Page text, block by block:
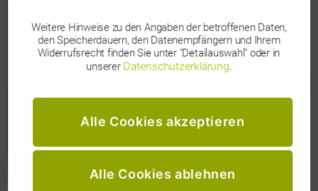
Weitere Hinweise zu den Angaben der betroffenen Daten,
den Speicherdauern, den Datenempfängern und Ihrem
Widerrufsrecht finden Sie unter "Detailauswahl" oder in
unsererDatenschutzerklärung.
Alle Cookies akzeptieren
Alle Cookies ablehnen